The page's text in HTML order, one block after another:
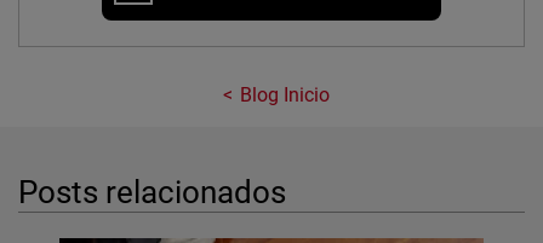
Blog Inicio
Posts relacionados